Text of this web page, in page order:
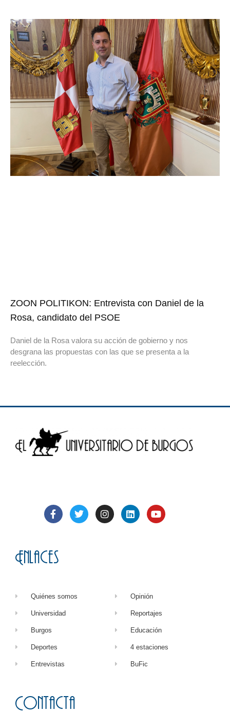
ZOON POLITIKON: Entrevista con Daniel de la
Rosa, candidato del PSOE
Daniel de la Rosa valora su acción de gobierno y nos
desgrana las propuestas con las que se presenta a la
reelección.
Enlaces
Quiénes somos
Universidad
Burgos
Deportes
Entrevistas
Opinión
Reportajes
Educación
4 estaciones
BuFic
Contacta